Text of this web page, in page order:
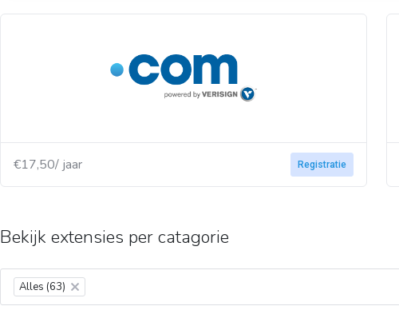
€17,50/ jaar Registratie
Bekijk extensies per catagorie
Alles (63) ×